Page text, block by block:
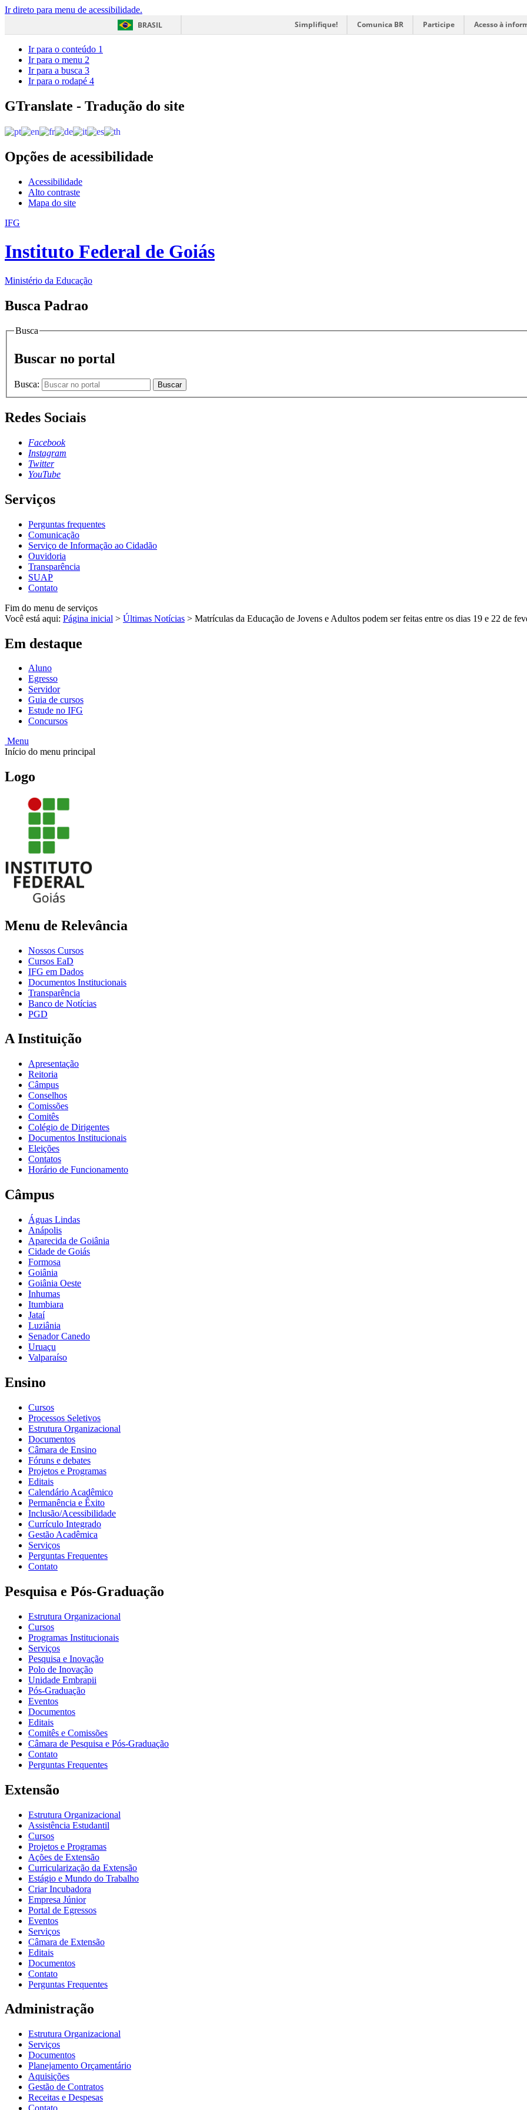
Ir direto para menu de acessibilidade.
BRASIL
Simplifique! Comunica BR Participe Acesso à
Ir para o conteúdo 1
Ir para o menu 2
Ir para a busca 3
Ir para o rodapé 4
GTranslate - Tradução do site
Opções de acessibilidade
Acessibilidade
Alto contraste
Mapa do site
IFG
Instituto Federal de Goiás
Ministério da Educação
Busca Padrao
Busca
Buscar no portal
Busca: Buscar
Redes Sociais
Facebook
Instagram
Twitter
YouTube
Serviços
Perguntas frequentes
Comunicação
Serviço de Informação ao Cidadão
Ouvidoria
Transparência
SUAP
Contato
Fim do menu de serviços
Você está aqui: Página inicial > Últimas Notícias > Matrículas da Educação de Jovens e Adultos podem ser feitas entre os dias 19 e 22 de
Em destaque
Aluno
Egresso
Servidor
Guia de cursos
Estude no IFG
Concursos
Menu
Início do menu principal
Logo
Menu de Relevância
Nossos Cursos
Cursos EaD
IFG em Dados
Documentos Institucionais
Transparência
Banco de Notícias
PGD
A Instituição
Apresentação
Reitoria
Câmpus
Conselhos
Comissões
Comitês
Colégio de Dirigentes
Documentos Institucionais
Eleições
Contatos
Horário de Funcionamento
Câmpus
Águas Lindas
Anápolis
Aparecida de Goiânia
Cidade de Goiás
Formosa
Goiânia
Goiânia Oeste
Inhumas
Itumbiara
Jataí
Luziânia
Senador Canedo
Uruaçu
Valparaíso
Ensino
Cursos
Processos Seletivos
Estrutura Organizacional
Documentos
Câmara de Ensino
Fóruns e debates
Projetos e Programas
Editais
Calendário Acadêmico
Permanência e Êxito
Inclusão/Acessibilidade
Currículo Integrado
Gestão Acadêmica
Serviços
Perguntas Frequentes
Contato
Pesquisa e Pós-Graduação
Estrutura Organizacional
Cursos
Programas Institucionais
Serviços
Pesquisa e Inovação
Polo de Inovação
Unidade Embrapii
Pós-Graduação
Eventos
Documentos
Editais
Comitês e Comissões
Câmara de Pesquisa e Pós-Graduação
Contato
Perguntas Frequentes
Extensão
Estrutura Organizacional
Assistência Estudantil
Cursos
Projetos e Programas
Ações de Extensão
Curricularização da Extensão
Estágio e Mundo do Trabalho
Criar Incubadora
Empresa Júnior
Portal de Egressos
Eventos
Serviços
Câmara de Extensão
Editais
Documentos
Contato
Perguntas Frequentes
Administração
Estrutura Organizacional
Serviços
Documentos
Planejamento Orçamentário
Aquisições
Gestão de Contratos
Receitas e Despesas